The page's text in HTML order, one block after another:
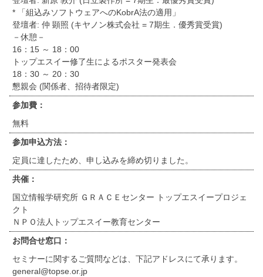
* 「組込みソフトウェアへのKobrA法の適用」
登壇者: 仲 顕照 (キヤノン株式会社 = 7期生．優秀賞受賞)
－休憩－
16：15 ～ 18：00
トップエスイー修了生によるポスター発表会
18：30 ～ 20：30
懇親会 (関係者、招待者限定)
参加費：
無料
参加申込方法：
定員に達したため、申し込みを締め切りました。
共催：
国立情報学研究所 ＧＲＡＣＥセンター トップエスイープロジェ
クト
ＮＰＯ法人トップエスイー教育センター
お問合せ窓口：
セミナーに関するご質問などは、下記アドレスにて承ります。
general@topse.or.jp